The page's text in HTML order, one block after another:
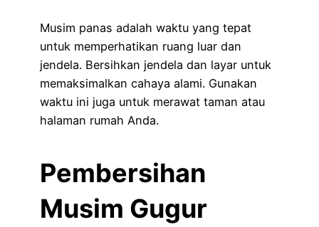
Musim panas adalah waktu yang tepat
untuk memperhatikan ruang luar dan
jendela. Bersihkan jendela dan layar untuk
memaksimalkan cahaya alami. Gunakan
waktu ini juga untuk merawat taman atau
halaman rumah Anda.
Pembersihan
Musim Gugur